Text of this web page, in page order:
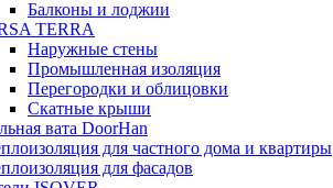
Балконы и лоджии
TERRA
Наружные стены
Промышленная изоляция
Перегородки и облицовки
Скатные крыши
вата DoorHan
для частного дома и квартиры
для фасадов